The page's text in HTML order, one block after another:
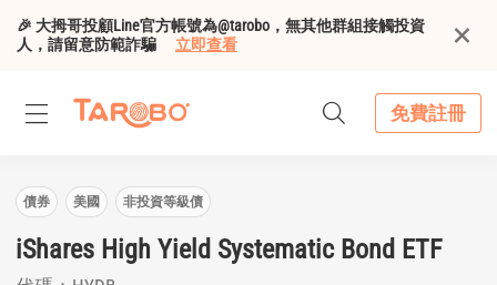
🎉 大拇哥投顧Line官方帳號為@tarobo，無其他群組接觸投資
人，請留意防範詐騙
立即查看
免費註冊
債券 美國 非投資等級債
iShares High Yield Systematic Bond ETF